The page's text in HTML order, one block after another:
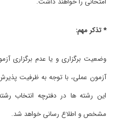
* ﺗﺬﻛﺮ ﻣﻬﻢ:
وﺿﻌﻴﺖ ﺑﺮﮔﺰاری و ﻳﺎ ﻋﺪم ﺑﺮﮔﺰاری
آزﻣﻮن عملی، ﺑﺎ ﺗﻮﺟﻪ ﺑﻪ ﻇﺮﻓﻴﺖ
اﻳﻦ رﺷﺘﻪ ﻫﺎ در دﻓﺘﺮﭼﻪ اﻧﺘﺨﺎب
ﻣﺸﺨﺺ و اﻃﻼع رﺳﺎنی ﺧﻮاﻫﺪ ﺷﺪ.